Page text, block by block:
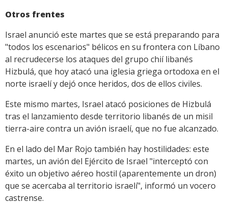
Otros frentes
Israel anunció este martes que se está preparando para
"todos los escenarios" bélicos en su frontera con Líbano
al recrudecerse los ataques del grupo chií libanés
Hizbulá, que hoy atacó una iglesia griega ortodoxa en el
norte israelí y dejó once heridos, dos de ellos civiles.
Este mismo martes, Israel atacó posiciones de Hizbulá
tras el lanzamiento desde territorio libanés de un misil
tierra-aire contra un avión israelí, que no fue alcanzado.
En el lado del Mar Rojo también hay hostilidades: este
martes, un avión del Ejército de Israel "interceptó con
éxito un objetivo aéreo hostil (aparentemente un dron)
que se acercaba al territorio israelí", informó un vocero
castrense. ​